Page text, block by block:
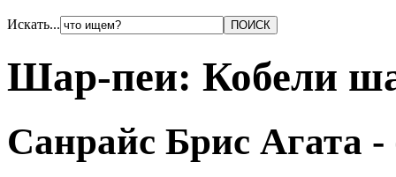
Искать...
Шар-пеи: Кобели
Санрайс Брис Агата